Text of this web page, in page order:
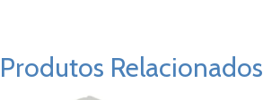
Produtos Relacionados